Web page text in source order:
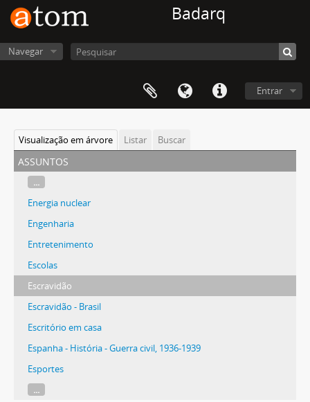
Badarq
Navegar
Entrar
Visualização em árvore Listar Buscar
assuntos
...
Energia nuclear
Engenharia
Entretenimento
Escolas
Escravidão
Escravidão - Brasil
Escritório em casa
Espanha - História - Guerra civil, 1936-1939
Esportes
...